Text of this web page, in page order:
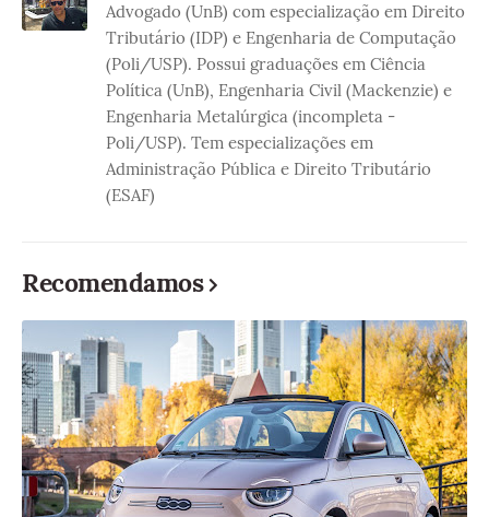
Advogado (UnB) com especialização em Direito
Tributário (IDP) e Engenharia de Computação
(Poli/USP). Possui graduações em Ciência
Política (UnB), Engenharia Civil (Mackenzie) e
Engenharia Metalúrgica (incompleta -
Poli/USP). Tem especializações em
Administração Pública e Direito Tributário
(ESAF)
Recomendamos